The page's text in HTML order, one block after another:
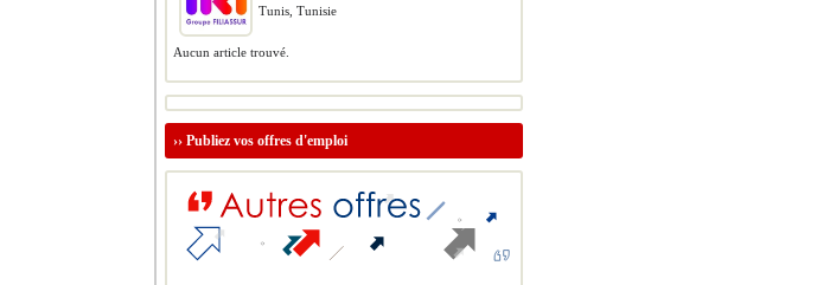
Tunis, Tunisie
Aucun article trouvé.
›› Publiez vos offres d'emploi